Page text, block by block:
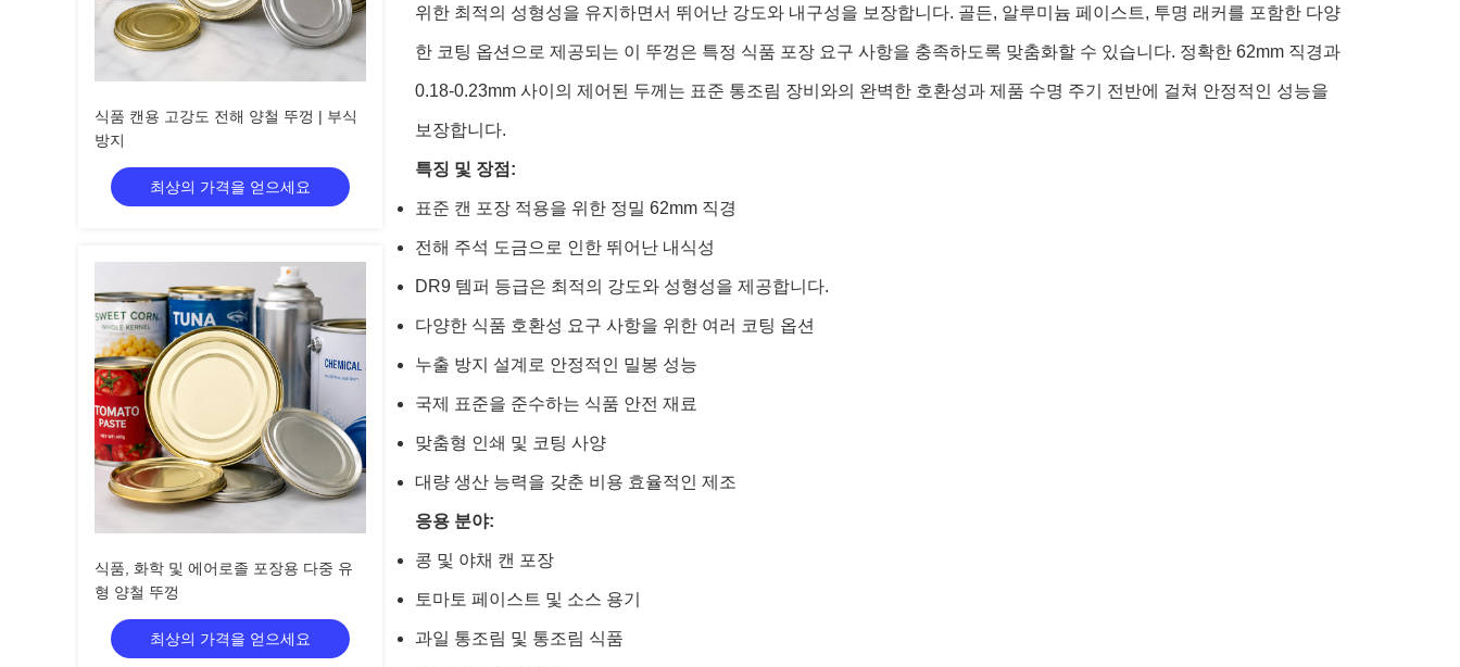
식품 캔용 고강도 전해 양철 뚜껑 | 부식
방지
최상의 가격을 얻으세요
식품, 화학 및 에어로졸 포장용 다중 유
형 양철 뚜껑
최상의 가격을 얻으세요
위한 최적의 성형성을 유지하면서 뛰어난 강도와 내구성을 보장합니다. 골든, 알루미늄 페이스트, 투명 래커를 포함한 다양
한 코팅 옵션으로 제공되는 이 뚜껑은 특정 식품 포장 요구 사항을 충족하도록 맞춤화할 수 있습니다. 정확한 62mm 직경과
0.18-0.23mm 사이의 제어된 두께는 표준 통조림 장비와의 완벽한 호환성과 제품 수명 주기 전반에 걸쳐 안정적인 성능을
보장합니다.
특징 및 장점:
표준 캔 포장 적용을 위한 정밀 62mm 직경
전해 주석 도금으로 인한 뛰어난 내식성
DR9 템퍼 등급은 최적의 강도와 성형성을 제공합니다.
다양한 식품 호환성 요구 사항을 위한 여러 코팅 옵션
누출 방지 설계로 안정적인 밀봉 성능
국제 표준을 준수하는 식품 안전 재료
맞춤형 인쇄 및 코팅 사양
대량 생산 능력을 갖춘 비용 효율적인 제조
응용 분야:
콩 및 야채 캔 포장
토마토 페이스트 및 소스 용기
과일 통조림 및 통조림 식품